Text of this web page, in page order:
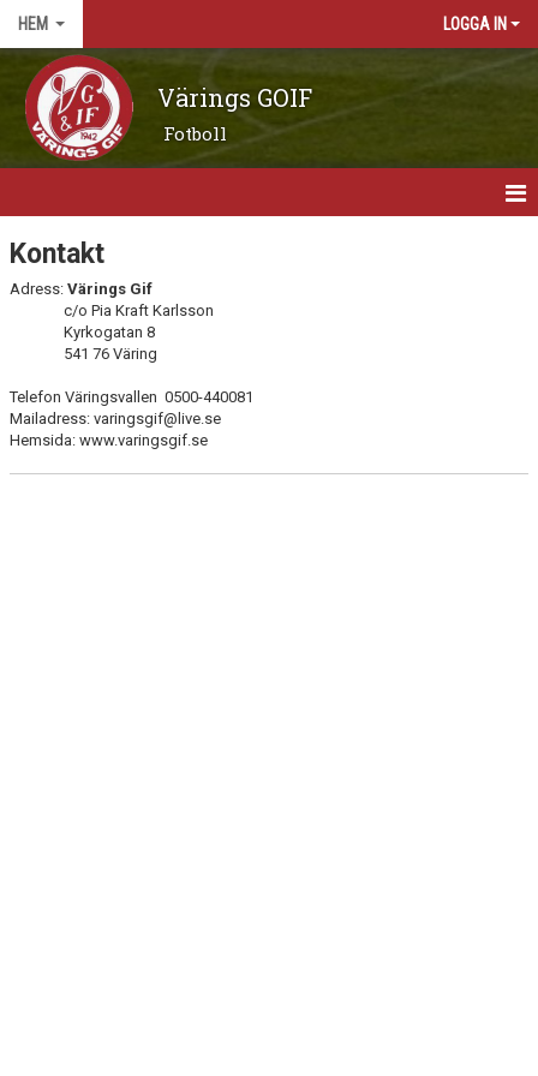
HEM LOGGA IN
Värings GOIF
Fotboll
HEM
NYHETER
OM KLUBBEN
KONTAKT
KALENDER
Kontakt
Adress: Värings Gif
c/o Pia Kraft Karlsson
Kyrkogatan 8
541 76 Väring
Telefon Väringsvallen 0500-440081
Mailadress: varingsgif@live.se
Hemsida: www.varingsgif.se